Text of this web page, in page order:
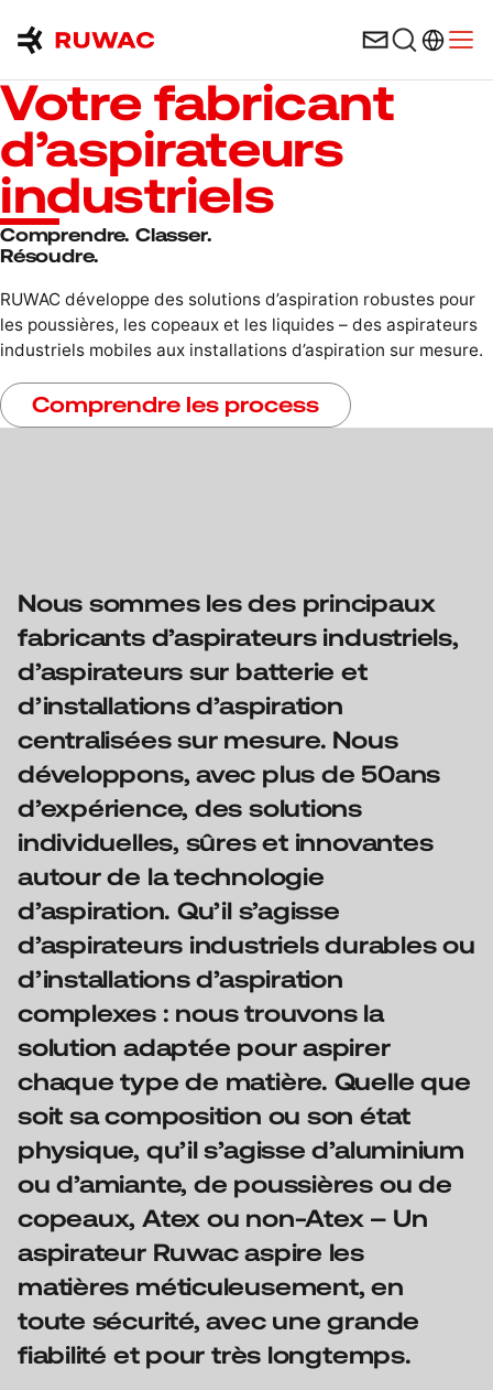
Votre fabricant
d’aspirateurs
industriels
Comprendre. Classer.
Résoudre.
RUWAC développe des solutions d’aspiration robustes pour
les poussières, les copeaux et les liquides – des aspirateurs
industriels mobiles aux installations d’aspiration sur mesure.
Comprendre les process
Nous sommes les des principaux
fabricants d’aspirateurs industriels,
d’aspirateurs sur batterie et
d’installations d’aspiration
centralisées sur mesure. Nous
développons, avec plus de 50ans
d’expérience, des solutions
individuelles, sûres et innovantes
autour de la technologie
d’aspiration. Qu’il s’agisse
d’aspirateurs industriels durables ou
d’installations d’aspiration
complexes : nous trouvons la
solution adaptée pour aspirer
chaque type de matière. Quelle que
soit sa composition ou son état
physique, qu’il s’agisse d’aluminium
ou d’amiante, de poussières ou de
copeaux, Atex ou non-Atex – Un
aspirateur Ruwac aspire les
matières méticuleusement, en
toute sécurité, avec une grande
fiabilité et pour très longtemps.